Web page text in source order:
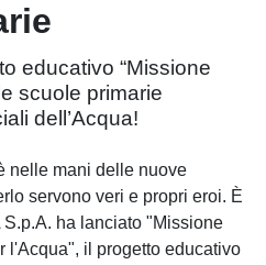
educativo “Missione
scuole primarie
dell’Acqua!
nelle mani delle nuove
servono veri e propri eroi. È
ha lanciato "Missione
l'Acqua", il progetto educativo